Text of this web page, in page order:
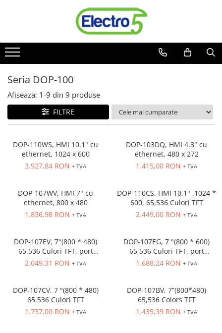
Sisteme de automatizare si control
Automate programabile
Seria DVP-Slim PLC-CPU
Seria DVP Motion-CPU
Seria compacta AS
Simatic S7
inteligente)
Seria iSMART IMO
Seria EASY EATON
Text Panel
Touch Panel / HMI
Solutii industriale Ethernet
Router si switch-uri industriale
Afisoare digitale
Convertizoare de frecventa
Delta Electronics
Seria DOP-100
Afiseaza: 1-9 din 9 produse
FILTRE
DOP-110WS, HMI 10.1" cu
ethernet, 1024 x 600
3.927,84 RON + TVA
DOP-103DQ, HMI 4.3" cu
ethernet, 480 x 272
1.415,00 RON + TVA
DOP-107WV, HMI 7" cu
ethernet, 800 x 480
1.836,98 RON + TVA
DOP-110CS, HMI 10,1" ,1024 *
600, 65,536 Culori TFT
2.449,00 RON + TVA
DOP-107EV, 7"(800 * 480)
65.536 Culori TFT, port
ethernet
2.049,31 RON + TVA
DOP-107EG, 7 "(800 * 600)
65,536 Culori TFT, port
ethernet
1.688,24 RON + TVA
DOP-107CV, 7 "(800 * 480)
65.536 Culori TFT
1.737,00 RON + TVA
DOP-107BV, 7”(800*480)
65,536 Colors TFT
1.439,39 RON + TVA